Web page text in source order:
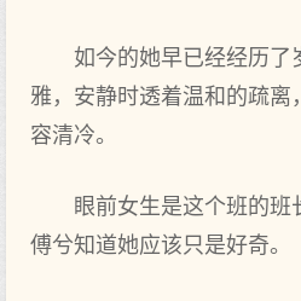
如今的她早已经经历了
雅，安静时透着温和的疏离
容清冷。
眼前女生是这个班的班
傅兮知道她应该只是好奇。